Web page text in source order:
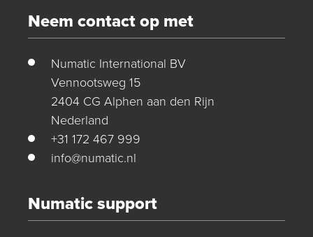
Neem contact op met
Numatic International BV
Vennootsweg 15
2404 CG Alphen aan den Rijn
Nederland
+31 172 467 999
info@numatic.nl
Numatic support